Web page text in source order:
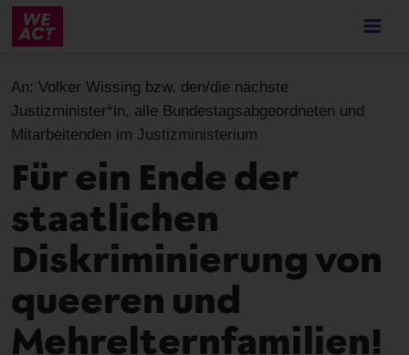
Skip
content
An: Volker Wissing bzw. den/die nächste
Justizminister*in, alle Bundestagsabgeordneten und
Mitarbeitenden im Justizministerium
Für ein Ende der
staatlichen
Diskriminierung von
queeren und
Mehrelternfamilien!